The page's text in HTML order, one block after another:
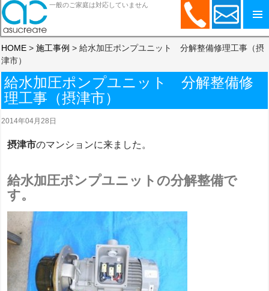
コンテンツへスキップ
一般のご家庭は対応していません
HOME >施工事例 >給水加圧ポンプユニット 分解整備修理工事（摂
津市）
給水加圧ポンプユニット 分解整備修
理工事（摂津市）
2014年04月28日
摂津市のマンションに来ました。
給水加圧ポンプユニットの分解整備で
す。